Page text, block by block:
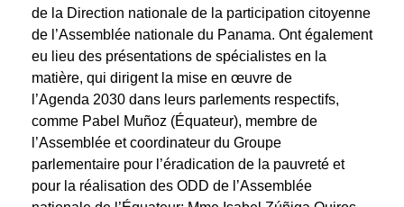
de la Direction nationale de la participation citoyenne
de l’Assemblée nationale du Panama. Ont également
eu lieu des présentations de spécialistes en la
matière, qui dirigent la mise en œuvre de
l’Agenda 2030 dans leurs parlements respectifs,
comme Pabel Muñoz (Équateur), membre de
l’Assemblée et coordinateur du Groupe
parlementaire pour l’éradication de la pauvreté et
pour la réalisation des ODD de l’Assemblée